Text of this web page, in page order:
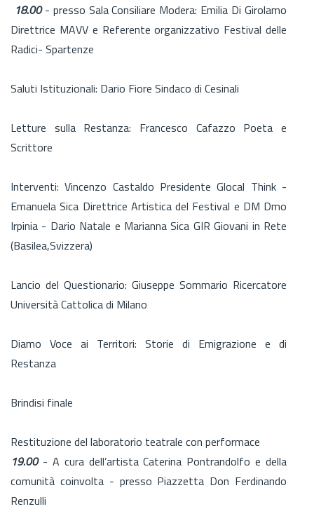
18.00- presso Sala Consiliare Modera: Emilia Di Girolamo
Direttrice MAVV e Referente organizzativo Festival delle
Radici- Spartenze
Saluti Istituzionali: Dario Fiore Sindaco di Cesinali
Letture sulla Restanza: Francesco Cafazzo Poeta e
Scrittore
Interventi: Vincenzo Castaldo Presidente Glocal Think -
Emanuela Sica Direttrice Artistica del Festival e DM Dmo
Irpinia - Dario Natale e Marianna Sica GIR Giovani in Rete
(Basilea,Svizzera)
Lancio del Questionario: Giuseppe Sommario Ricercatore
Università Cattolica di Milano
Diamo Voce ai Territori: Storie di Emigrazione e di
Restanza
Brindisi finale
Restituzione del laboratorio teatrale con performace
19.00- A cura dell’artista Caterina Pontrandolfo e della
comunità coinvolta - presso Piazzetta Don Ferdinando
Renzulli